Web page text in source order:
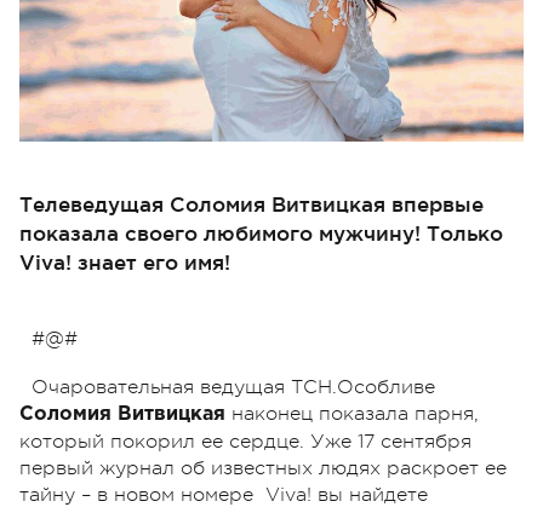
Телеведущая Соломия Витвицкая впервые
показала своего любимого мужчину! Только
Viva! знает его имя!
#@#
Очаровательная ведущая ТСН.Особливе
Соломия Витвицкая наконец показала парня,
который покорил ее сердце. Уже 17 сентября
первый журнал об известных людях раскроет ее
тайну – в новом номере Viva! вы найдете